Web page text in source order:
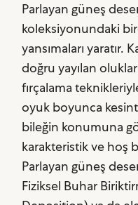
Parlayan güneş
koleksiyonundaki
yansımaları yaratır.
doğru yayılan
fırçalama
oyuk boyunca
bileğin konumuna
karakteristik ve hoş
Parlayan güneş
Fiziksel Buhar